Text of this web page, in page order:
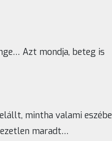
Azt mondja, beteg is
mintha valami eszébe
maradt…